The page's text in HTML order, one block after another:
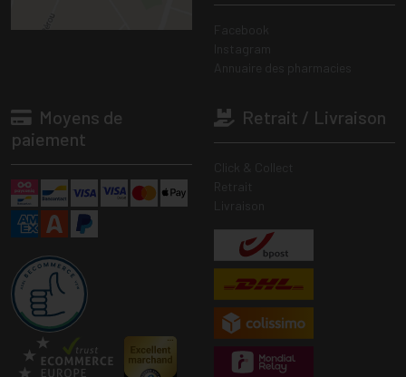
Moyens de
paiement
Retrait / Livraison